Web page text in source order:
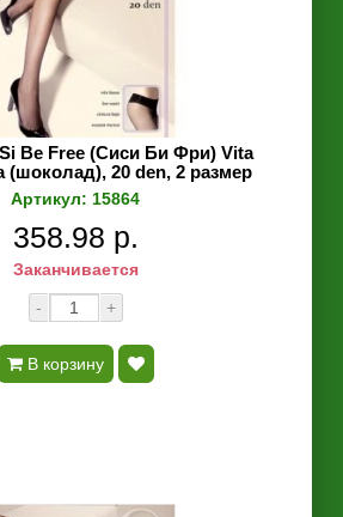
Be Free (Сиси Би Фри) Vita
(шоколад), 20 den, 2 размер
Артикул: 15864
358.98 р.
Заканчивается
-
+
В корзину